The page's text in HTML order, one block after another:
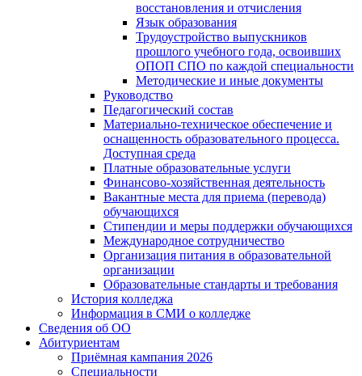
восстановления и отчисления
Язык образования
Трудоустройство выпускников
прошлого учебного года, освоивших
ОПОП СПО по каждой специальности
Методические и иные документы
Руководство
Педагогический состав
Материально-техническое обеспечение и
оснащенность образовательного процесса.
Доступная среда
Платные образовательные услуги
Финансово-хозяйственная деятельность
Вакантные места для приема (перевода)
обучающихся
Стипендии и меры поддержки обучающихся
Международное сотрудничество
Организация питания в образовательной
организации
Образовательные стандарты и требования
История колледжа
Информация в СМИ о колледже
Сведения об ОО
Абитуриентам
Приёмная кампания 2026
Специальности